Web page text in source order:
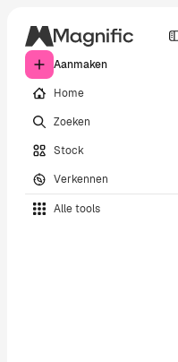
Aanmaken
Home
Zoeken
Stock
Verkennen
Alle tools